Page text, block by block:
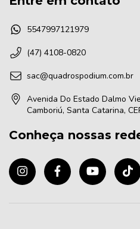
5547997121979
(47) 4108-0820
sac@quadrospodium.com.br
Avenida Do Estado Dalmo
Camboriú, Santa Catarina,
Conheça nossas